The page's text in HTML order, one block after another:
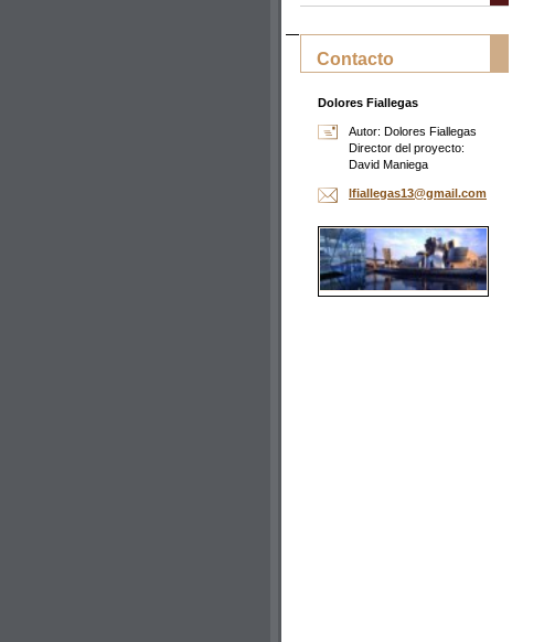
Contacto
Dolores Fiallegas
Autor: Dolores Fiallegas
Director del proyecto:
David Maniega
lfiallegas13@gmail.com